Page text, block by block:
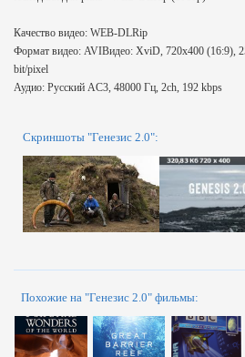
Качество видео: WEB-DLRip
Формат видео: AVIВидео: XviD, 720x400 (16:9),
bit/pixel
Аудио: Русский AC3, 48000 Гц, 2ch, 192 kbps
Скриншоты "Генезис 2.0":
Похожие на "Генезис 2.0" фильмы: